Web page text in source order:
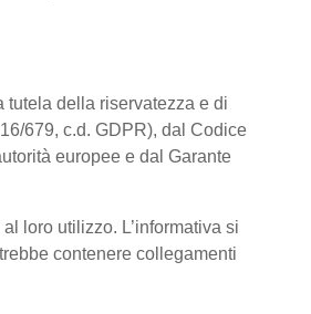
tutela della riservatezza e di
679, c.d. GDPR), dal Codice
europee e dal Garante
loro utilizzo. L’informativa si
contenere collegamenti